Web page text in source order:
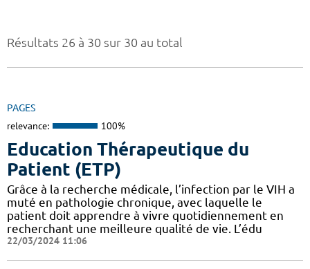
Résultats 26 à 30 sur 30 au total
PAGES
relevance: 100%
Education Thérapeutique du
Patient (ETP)
Grâce à la recherche médicale, l’infection par le VIH a
muté en pathologie chronique, avec laquelle le
patient doit apprendre à vivre quotidiennement en
recherchant une meilleure qualité de vie. L’édu
22/03/2024 11:06